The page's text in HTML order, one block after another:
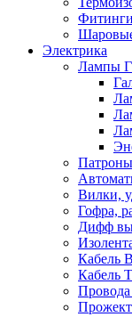
Электрика
Лампы
Вилки,
Гофра,
Дифф
Кабель
Кабель